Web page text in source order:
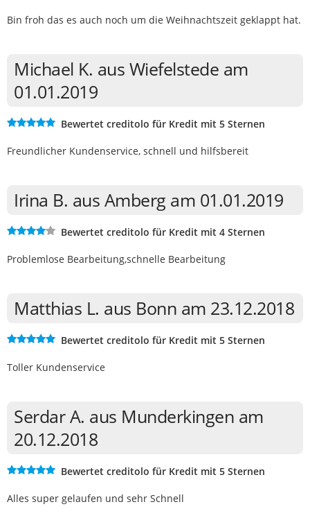
Bin froh das es auch noch um die Weihnachtszeit geklappt hat.
Michael K. aus Wiefelstede am
01.01.2019
Bewertet creditolo für Kredit mit 5 Sternen
Freundlicher Kundenservice, schnell und hilfsbereit
Irina B. aus Amberg am 01.01.2019
Bewertet creditolo für Kredit mit 4 Sternen
Problemlose Bearbeitung,schnelle Bearbeitung
Matthias L. aus Bonn am 23.12.2018
Bewertet creditolo für Kredit mit 5 Sternen
Toller Kundenservice
Serdar A. aus Munderkingen am
20.12.2018
Bewertet creditolo für Kredit mit 5 Sternen
Alles super gelaufen und sehr Schnell